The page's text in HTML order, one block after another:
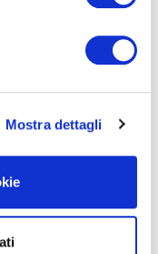
Mostra dettagli
. Il nostro centro si
Abbiamo i posti per i
un ristorante, lo
. Nel 2024 sono
abbiamo
passava anche
si chiama La Fotonica
a Mattia De Marchi